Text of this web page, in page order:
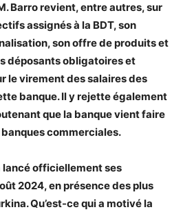
Barro revient, entre autres, sur
assignés à la BDT, son
son offre de produits et
déposants obligatoires et
le virement des salaires des
banque. Il y rejette également
que la banque vient faire
commerciales.
lancé officiellement ses
2024, en présence des plus
Qu’est-ce qui a motivé la